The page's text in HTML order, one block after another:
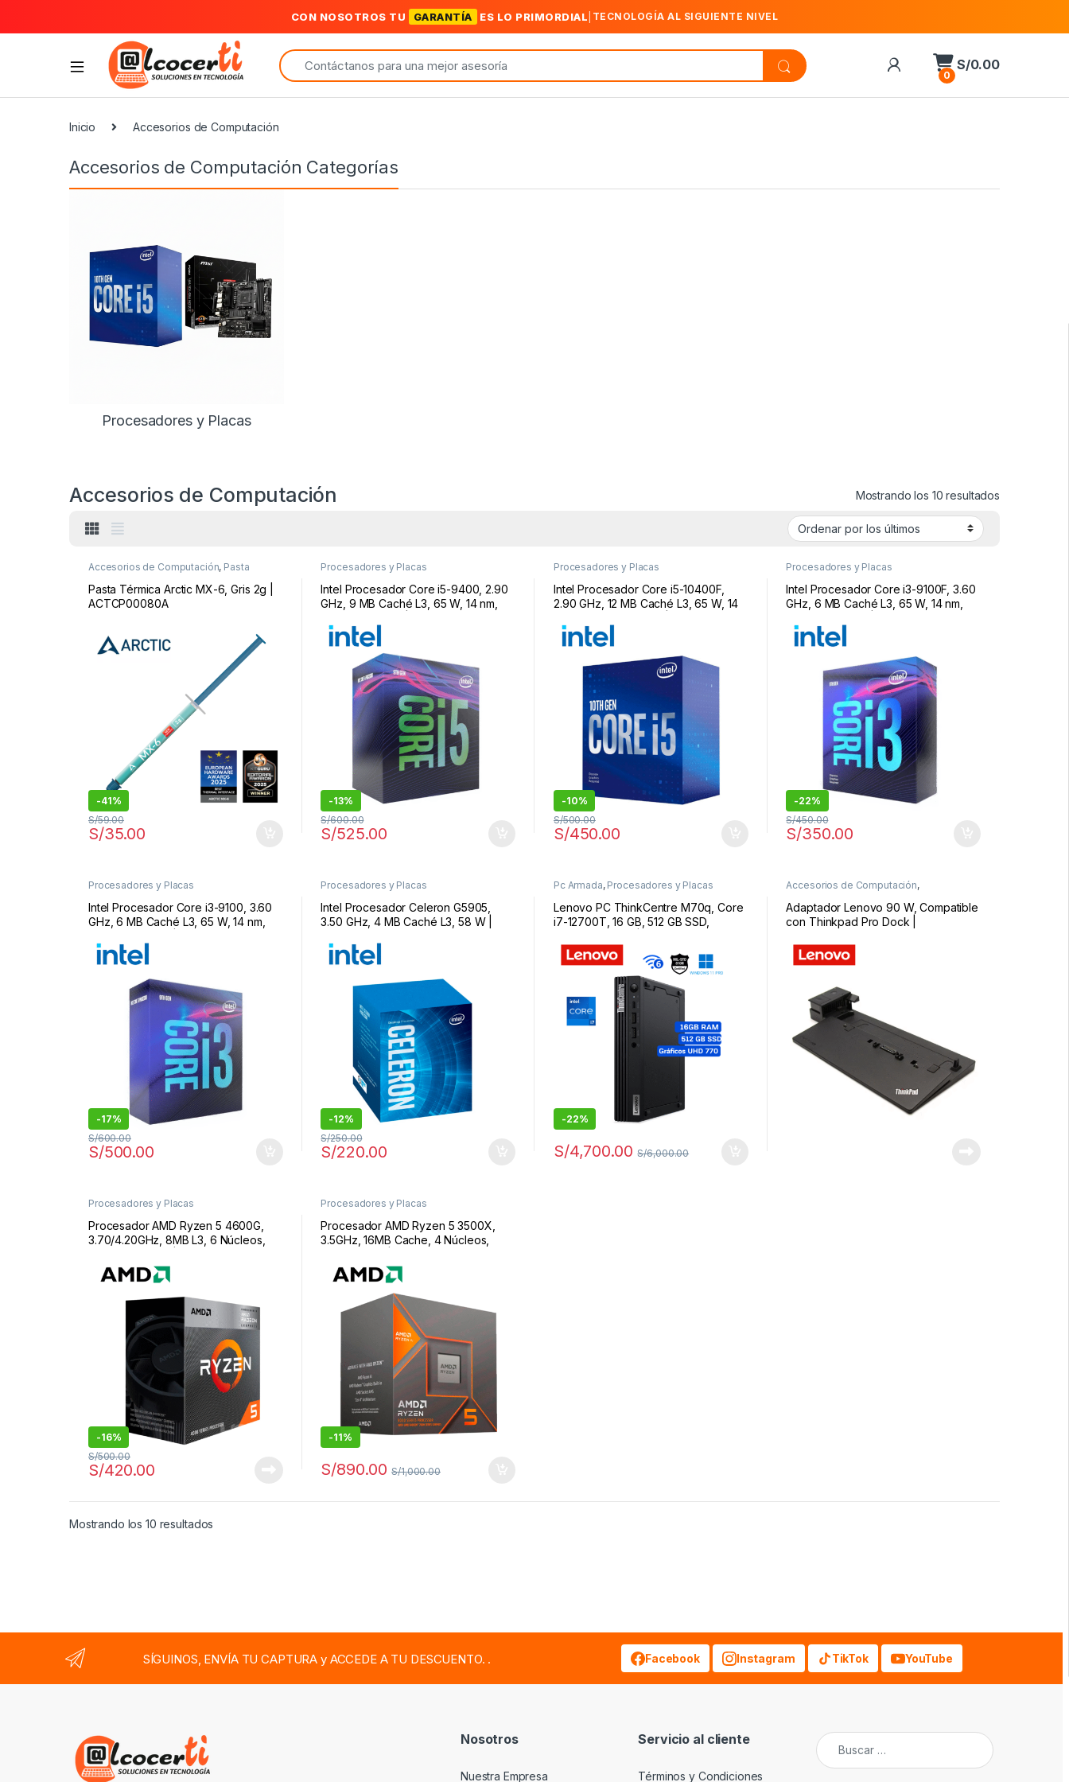
CON NOSOTROS TU GARANTÍA ES LO PRIMORDIAL TECNOLOGÍA AL SIGUIENTE NIVEL
Search for:
0
S/0.00
Inicio Accesorios de Computación
Accesorios de Computación Categorías
Procesadores y Placas
Accesorios de Computación Mostrando los 10 resultados
Accesorios de Computación, Pasta
Pasta Térmica Arctic MX-6, Gris 2g |
ACTCP00080A
-41%
S/35.00
S/59.00
Procesadores y Placas
Intel Procesador Core i5-9400, 2.90
GHz, 9 MB Caché L3, 65 W, 14 nm,
-13%
S/525.00
S/600.00
Procesadores y Placas
Intel Procesador Core i5-10400F,
2.90 GHz, 12 MB Caché L3, 65 W, 14
-10%
S/450.00
S/500.00
Procesadores y Placas
Intel Procesador Core i3-9100F, 3.60
GHz, 6 MB Caché L3, 65 W, 14 nm,
-22%
S/350.00
S/450.00
Procesadores y Placas
Intel Procesador Core i3-9100, 3.60
GHz, 6 MB Caché L3, 65 W, 14 nm,
-17%
S/500.00
S/600.00
Procesadores y Placas
Intel Procesador Celeron G5905,
3.50 GHz, 4 MB Caché L3, 58 W |
-12%
S/220.00
S/250.00
Pc Armada, Procesadores y Placas
Lenovo PC ThinkCentre M70q, Core
i7-12700T, 16 GB, 512 GB SSD,
-22%
S/4,700.00 S/6,000.00
Accesorios de Computación,
Procesadores y Placas
Adaptador Lenovo 90 W, Compatible
con Thinkpad Pro Dock |
Procesadores y Placas
Procesador AMD Ryzen 5 4600G,
3.70/4.20GHz, 8MB L3, 6 Núcleos,
-16%
S/420.00
S/500.00
Procesadores y Placas
Procesador AMD Ryzen 5 3500X,
3.5GHz, 16MB Cache, 4 Núcleos,
-11%
S/890.00 S/1,000.00
Mostrando los 10 resultados
SÍGUINOS, ENVÍA TU CAPTURA y ACCEDE A TU DESCUENTO. . Facebook Instagram TikTok YouTube
Nosotros
Nuestra Empresa
Servicio al cliente
Términos y Condiciones
Buscar: